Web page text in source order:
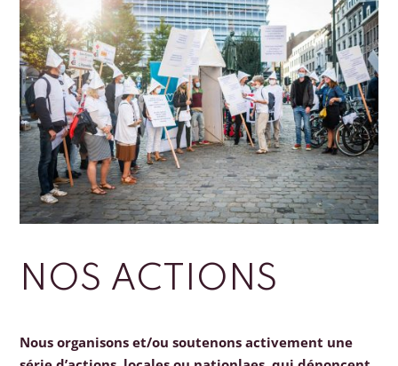
NOS ACTIONS
Nous organisons et/ou soutenons activement une